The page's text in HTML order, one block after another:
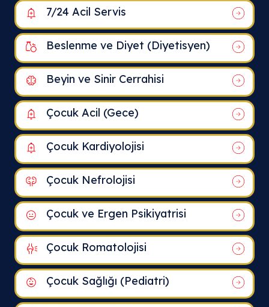
7/24 Acil Servis
Beslenme ve Diyet (Diyetisyen)
Beyin ve Sinir Cerrahisi
Çocuk Acil (Gece)
Çocuk Kardiyolojisi
Çocuk Nefrolojisi
Çocuk ve Ergen Psikiyatrisi
Çocuk Romatolojisi
Çocuk Sağlığı (Pediatri)